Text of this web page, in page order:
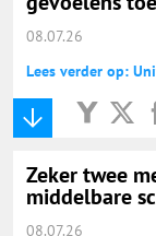
08.07.26
Lees verder op:
Zeker twee
middelbare
08.07.26